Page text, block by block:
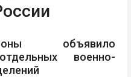
объявило
военно-